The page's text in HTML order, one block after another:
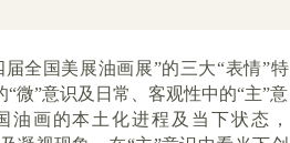
全国美展油画展”的三大“表情”特
微”意识及日常、客观性中的“主”意
画的本土化进程及当下状态，